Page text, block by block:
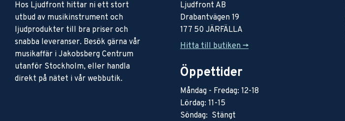
Hos Ljudfront hittar ni ett stort
utbud av musikinstrument och
ljudprodukter till bra priser och
snabba leveranser. Besök gärna vår
musikaffär i Jakobsberg Centrum
utanför Stockholm, eller handla
direkt på nätet i vår webbutik.
Ljudfront AB
Drabantvägen 19
177 50 JÄRFÄLLA
Hitta till butiken ->
Öppettider
Måndag - Fredag: 12-18
Lördag: 11-15
Söndag: Stängt